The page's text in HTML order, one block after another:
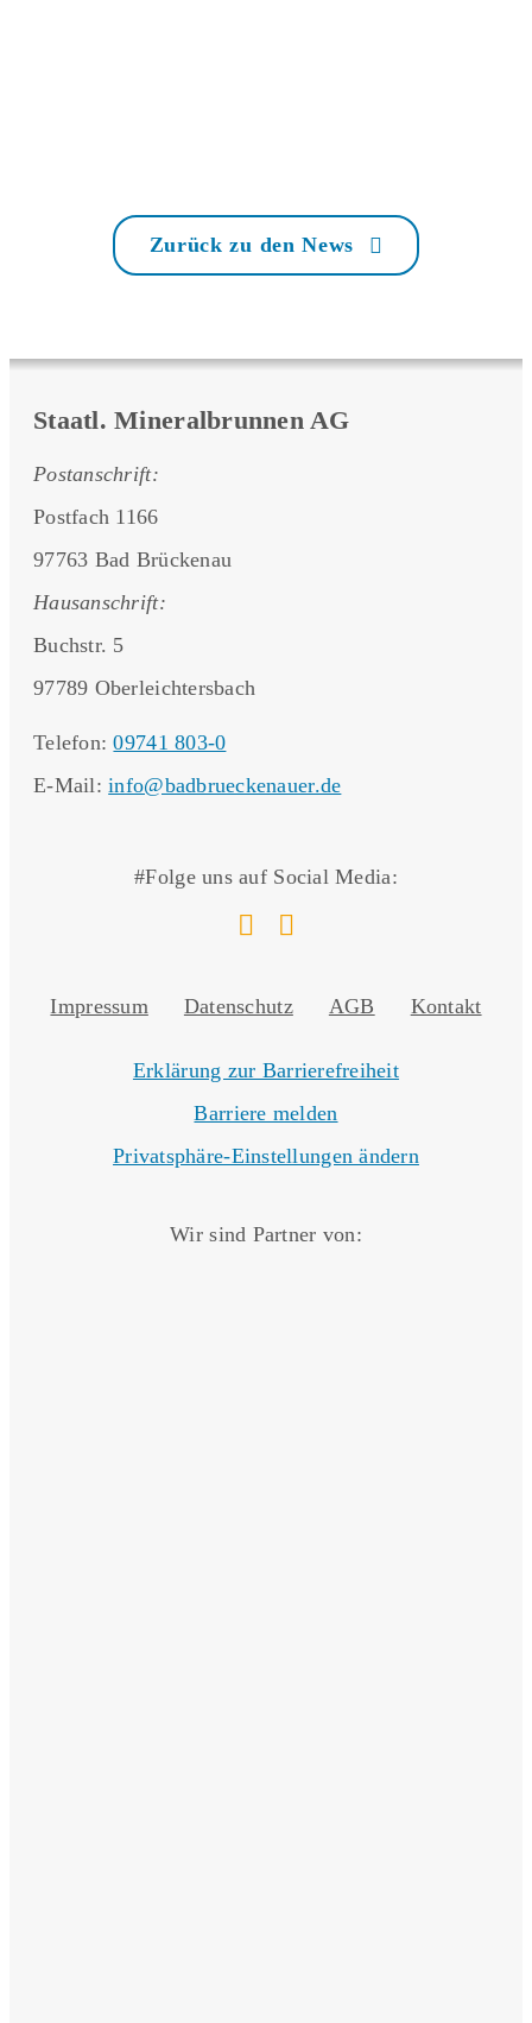
Zurück zu den News
Staatl. Mineralbrunnen AG
Postanschrift:
Postfach 1166
97763 Bad Brückenau
Hausanschrift:
Buchstr. 5
97789 Oberleichtersbach
Telefon:09741 803-0
E-Mail:info@badbrueckenauer.de
#Folge uns auf Social Media:
Impressum Datenschutz AGB Kontakt
Erklärung zur Barrierefreiheit
Barriere melden
Privatsphäre-Einstellungen ändern
Wir sind Partner von: